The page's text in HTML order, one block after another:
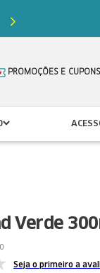
PROMOÇÕES E CUPONS
Verde
Seja o primeiro a